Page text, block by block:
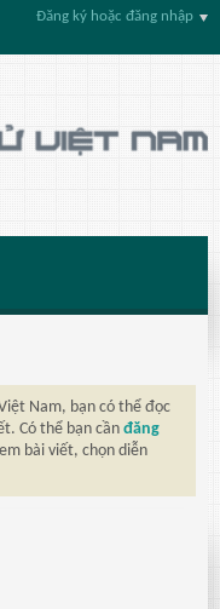
Đăng ký hoặc đăng nhập
Nam, bạn có thể đọc
Có thể bạn cần đăng
bài viết, chọn diễn